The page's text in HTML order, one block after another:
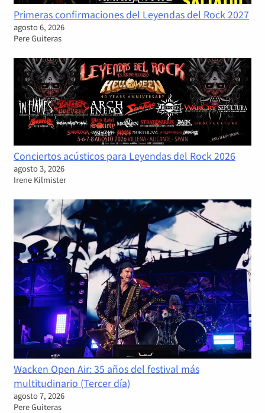
Primeras confirmaciones del Leyendas del Rock 2027
agosto 6, 2026
Pere Guiteras
Conciertos acústicos para Leyendas del Rock 2026
agosto 3, 2026
Irene Kilmister
Wacken Open Air: 35 años del festival más
multitudinario (Tercer día)
agosto 7, 2026
Pere Guiteras